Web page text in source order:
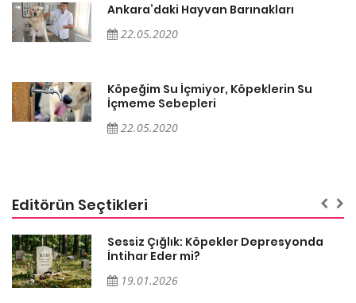
Ankara’daki Hayvan Barınakları
22.05.2020
Köpeğim Su İçmiyor, Köpeklerin Su
İçmeme Sebepleri
22.05.2020
Editörün Seçtikleri
Sessiz Çığlık: Köpekler Depresyonda
İntihar Eder mi?
19.01.2026